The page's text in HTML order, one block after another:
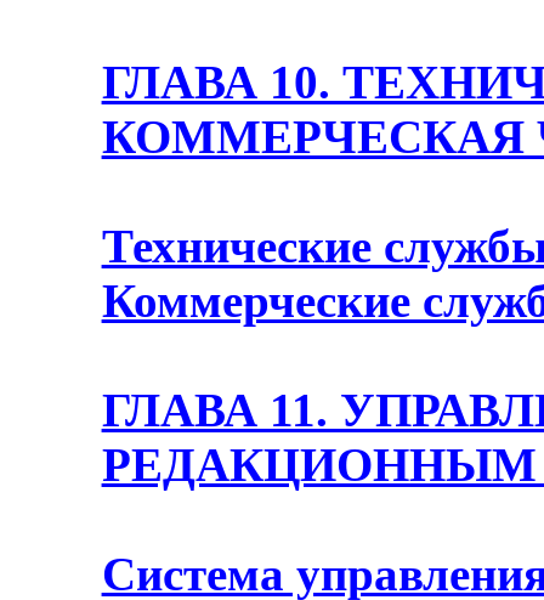
ГЛАВА 10.
КОММЕРЧЕСКАЯ
Технические
Коммерческие
ГЛАВА 11.
Система